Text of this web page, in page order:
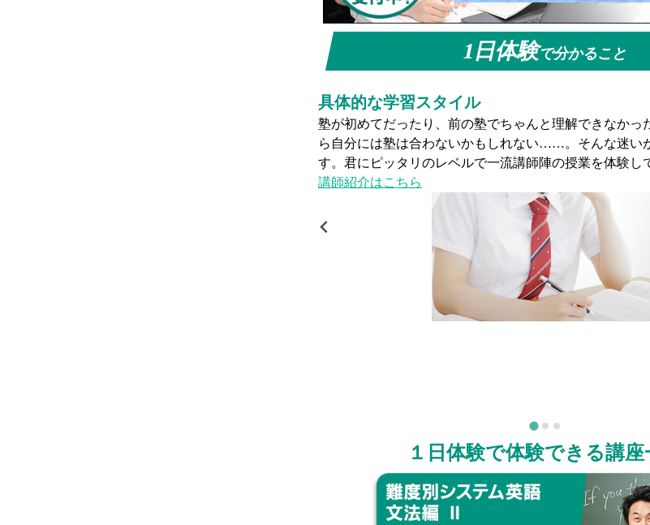
1日体験で分かること
具体的な通塾イメージ
実際の通塾にかかる距離や時間、さらに部活などをこな
間を確保できるかどうか……。両立できるだろうか……。
ッフとの面談で具体的に毎日の通塾スケジュールをイメ
ます。
１日体験で体験できる講座